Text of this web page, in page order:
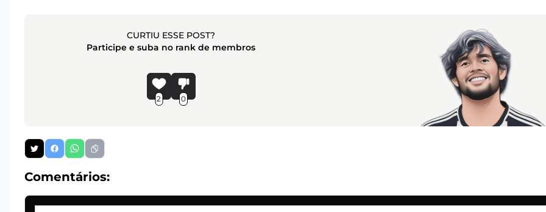
CURTIU ESSE POST?
Participe e suba no rank de membros
2 0
Comentários: